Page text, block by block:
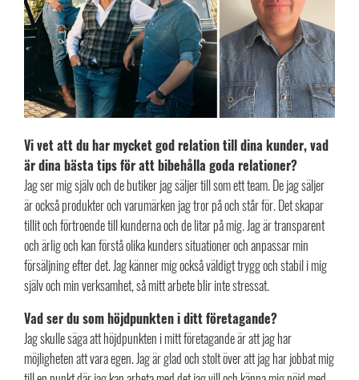
Vi vet att du har mycket god relation till dina kunder, vad
är dina bästa tips för att bibehålla goda relationer?
Jag ser mig själv och de butiker jag säljer till som ett team. De jag säljer
är också produkter och varumärken jag tror på och står för. Det skapar
tillit och förtroende till kunderna och de litar på mig. Jag är transparent
och ärlig och kan förstå olika kunders situationer och anpassar min
försäljning efter det. Jag känner mig också väldigt trygg och stabil i mig
själv och min verksamhet, så mitt arbete blir inte stressat.
Vad ser du som höjdpunkten i ditt företagande?
Jag skulle säga att höjdpunkten i mitt företagande är att jag har
möjligheten att vara egen. Jag är glad och stolt över att jag har jobbat mig